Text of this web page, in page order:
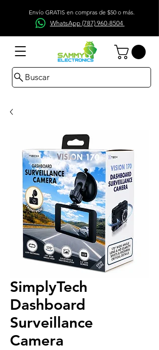
Envío GRATIS en compras de $50 o más.
WhatsApp (787) 960-8504
Buscar
SimplyTech
Dashboard
Surveillance
Camera